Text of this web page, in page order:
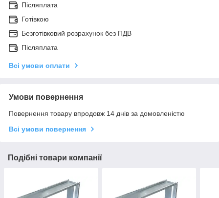
Післяплата
Готівкою
Безготівковий розрахунок без ПДВ
Післяплата
Всі умови оплати
Умови повернення
Повернення товару впродовж 14 днів за домовленістю
Всі умови повернення
Подібні товари компанії